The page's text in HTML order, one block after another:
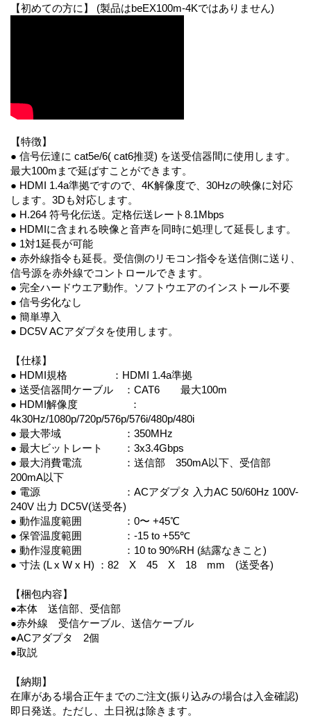
【初めての方に】 (製品はbeEX100m-4Kではありません)
【特徴】
● 信号伝達に cat5e/6( cat6推奨) を送受信器間に使用します。
最大100mまで延ばすことができます。
● HDMI 1.4a準拠ですので、4K解像度で、30Hzの映像に対応
します。3Dも対応します。
● H.264 符号化伝送。定格伝送レート8.1Mbps
● HDMIに含まれる映像と音声を同時に処理して延長します。
● 1対1延長が可能
● 赤外線指令も延長。受信側のリモコン指令を送信側に送り、
信号源を赤外線でコントロールできます。
● 完全ハードウエア動作。ソフトウエアのインストール不要
● 信号劣化なし
● 簡単導入
● DC5V ACアダプタを使用します。
【仕様】
● HDMI規格 ：HDMI 1.4a準拠
● 送受信器間ケーブル ：CAT6 最大100m
● HDMI解像度 ：
4k30Hz/1080p/720p/576p/576i/480p/480i
● 最大帯域 ：350MHz
● 最大ビットレート ：3x3.4Gbps
● 最大消費電流 ：送信部 350mA以下、受信部
200mA以下
● 電源 ：ACアダプタ 入力AC 50/60Hz 100V-
240V 出力 DC5V(送受各)
● 動作温度範囲 ：0〜 +45℃
● 保管温度範囲 ：-15 to +55℃
● 動作湿度範囲 ：10 to 90%RH (結露なきこと)
● 寸法 (L x W x H) ：82 X 45 X 18 mm (送受各)
【梱包内容】
●本体 送信部、受信部
●赤外線 受信ケーブル、送信ケーブル
●ACアダプタ 2個
●取説
【納期】
在庫がある場合正午までのご注文(振り込みの場合は入金確認)
即日発送。ただし、土日祝は除きます。